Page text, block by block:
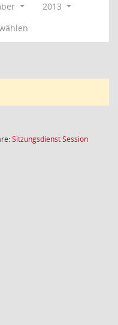
2013
SitzungsdienstSession(Wird in